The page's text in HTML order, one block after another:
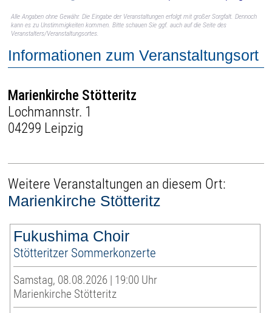
Alle Angaben ohne Gewähr. Die Eingabe der Veranstaltungen erfolgt mit großer Sorgfalt. Dennoch
kann es zu Unstimmigkeiten kommen. Bitte schauen Sie ggf. auch auf die Seite des
Veranstalters/Veranstaltungsortes.
Informationen zum Veranstaltungsort
Marienkirche Stötteritz
Lochmannstr. 1
04299 Leipzig
Weitere Veranstaltungen an diesem Ort:
Marienkirche Stötteritz
Fukushima Choir
Stötteritzer Sommerkonzerte
Samstag, 08.08.2026 | 19:00 Uhr
Marienkirche Stötteritz